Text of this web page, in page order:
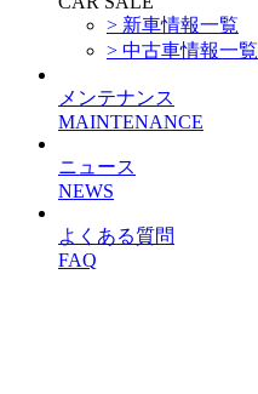
> 新車情報一覧
> 中古車情報一覧
メンテナンス
MAINTENANCE
ニュース
NEWS
よくある質問
FAQ